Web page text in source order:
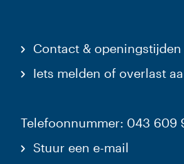
Contact & openingstijden
Iets melden of overlast
Telefoonnummer: 043 609
Stuur een e-mail